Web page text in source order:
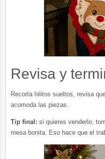
Revisa y
Recorta hilitos sueltos, revisa
acomoda las piezas.
Tip final: si quieres venderlo,
mesa bonita. Eso hace que el